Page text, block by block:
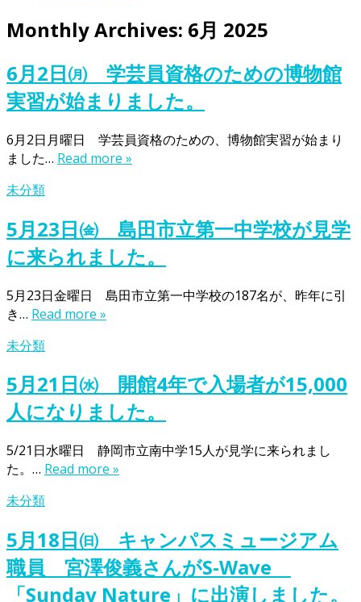
Monthly Archives: 6月 2025
6月2日㈪ 学芸員資格のための博物館
実習が始まりました。
6月2日月曜日 学芸員資格のための、博物館実習が始まり
ました… Read more »
未分類
5月23日㈮ 島田市立第一中学校が見学
に来られました。
5月23日金曜日 島田市立第一中学校の187名が、昨年に引
き… Read more »
未分類
5月21日㈬ 開館4年で入場者が15,000
人になりました。
5/21日水曜日 静岡市立南中学15人が見学に来られまし
た。… Read more »
未分類
5月18日㈰ キャンパスミュージアム
職員 宮澤俊義さんがS-Wave
「Sunday Nature」に出演しました。